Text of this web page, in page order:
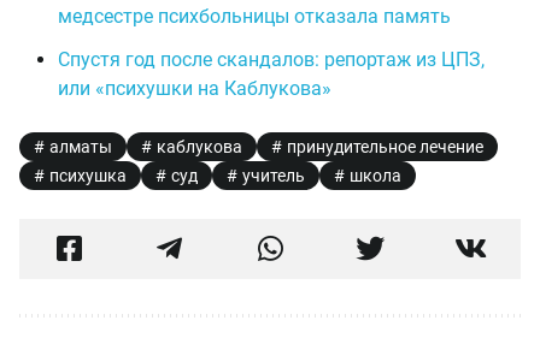
медсестре психбольницы отказала память
Спустя год после скандалов: репортаж из ЦПЗ,
или «психушки на Каблукова»
алматы каблукова
принудительное лечение
психушка
суд учитель школа